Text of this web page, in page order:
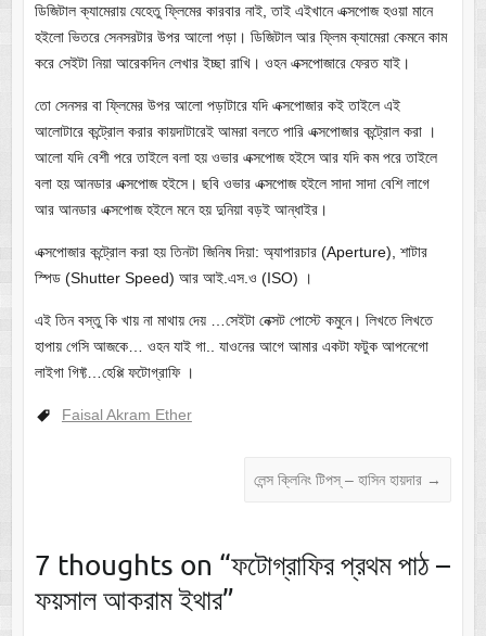
ডিজিটাল ক্যামেরায় যেহেতু ফ্লিমের কারবার নাই, তাই এইখানে এক্সপোজ হওয়া মানে
হইলো ভিতরে সেনসরটার উপর আলো পড়া। ডিজিটাল আর ফ্লিম ক্যামেরা কেমনে কাম
করে সেইটা নিয়া আরেকদিন লেখার ইচ্ছা রাখি। ওহন এক্সপোজারে ফেরত যাই।
তো সেনসর বা ফ্লিমের উপর আলো পড়াটারে যদি এক্সপোজার কই তাইলে এই
আলোটারে কন্ট্রোল করার কায়দাটারেই আমরা বলতে পারি এক্সপোজার কন্ট্রোল করা ।
আলো যদি বেশী পরে তাইলে বলা হয় ওভার এক্সপোজ হইসে আর যদি কম পরে তাইলে
বলা হয় আনডার এক্সপোজ হইসে। ছবি ওভার এক্সপোজ হইলে সাদা সাদা বেশি লাগে
আর আনডার এক্সপোজ হইলে মনে হয় দুনিয়া বড়ই আন্ধাইর।
এক্সপোজার কন্ট্রোল করা হয় তিনটা জিনিষ দিয়া: অ্যাপারচার (Aperture), শাটার
স্পিড (Shutter Speed) আর আই.এস.ও (ISO) ।
এই তিন বস্তু কি খায় না মাথায় দেয় …সেইটা নেক্সট পোস্টে কমুনে। লিখতে লিখতে
হাপায় গেসি আজকে… ওহন যাই গা.. যাওনের আগে আমার একটা ফটুক আপনেগো
লাইগা গিফ্ট…হেপ্পি ফটোগ্রাফি ।
Faisal Akram Ether
লেন্স ক্লিনিং টিপস্ – হাসিন হায়দার →
7 thoughts on “ফটোগ্রাফির প্রথম পাঠ –
ফয়সাল আকরাম ইথার”